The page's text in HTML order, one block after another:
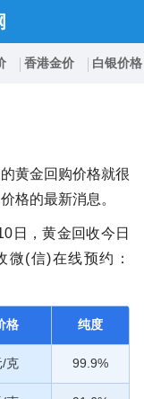
香港金价 白银价格
黄金回购价格就很
格的最新消息。
日，黄金回收今日
微(信)在线预约：
格 纯度
/克 99.9%